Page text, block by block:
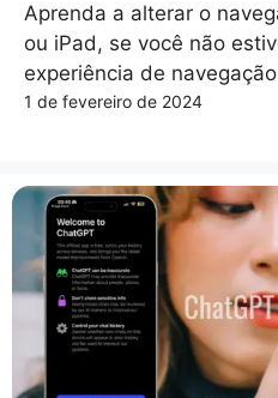
Aprenda a alterar o
ou iPad, se você não
experiência de
1 de fevereiro de 2024